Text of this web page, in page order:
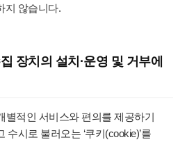
지 않습니다.
장치의 설치·운영 및 거부에
별적인 서비스와 편의를 제공하기
시로 불러오는 ‘쿠키(cookie)’를